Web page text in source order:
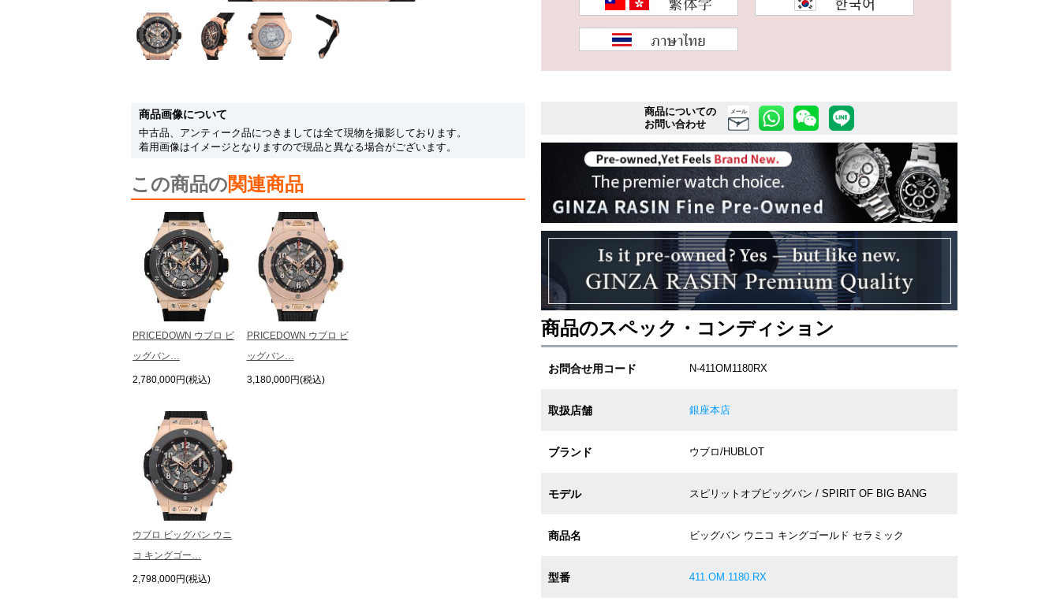
商品画像について
中古品、アンティーク品につきましては全て現物を撮影しております。
着用画像はイメージとなりますので現品と異なる場合がございます。
この商品の関連商品
PRICEDOWN ウブロ ビ
ッグバン…
2,780,000円(税込)
ウブロ ビッグバン ウニ
コ キングゴー…
2,798,000円(税込)
PRICEDOWN ウブロ ビ
ッグバン…
3,180,000円(税込)
商品についての
お問い合わせ
メール
商品のスペック・コンディション
お問合せ用コード N-411OM1180RX
取扱店舗 銀座本店
ブランド ウブロ/HUBLOT
モデル スピリットオブビッグバン / SPIRIT OF BIG BANG
商品名 ビッグバン ウニコ キングゴールド セラミック
型番 411.OM.1180.RX